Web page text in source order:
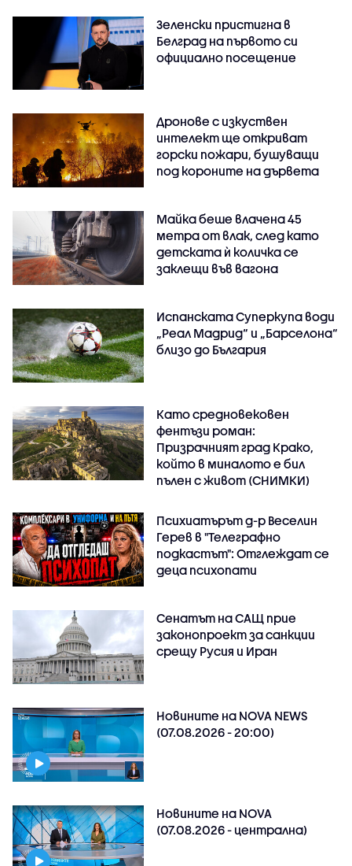
Зеленски пристигна в
Белград на първото си
официално посещение
Дронове с изкуствен
интелект ще откриват
горски пожари, бушуващи
под короните на дървета
Майка беше влачена 45
метра от влак, след като
детската ѝ количка се
заклещи във вагона
Испанската Суперкупа води
„Реал Мадрид“ и „Барселона“
близо до България
Като средновековен
фентъзи роман:
Призрачният град Крако,
който в миналото е бил
пълен с живот (СНИМКИ)
Психиатърът д-р Веселин
Герев в "Телеграфно
подкастът": Отглеждат се
деца психопати
Сенатът на САЩ прие
законопроект за санкции
срещу Русия и Иран
Новините на NOVA NEWS
(07.08.2026 - 20:00)
Новините на NOVA
(07.08.2026 - централна)